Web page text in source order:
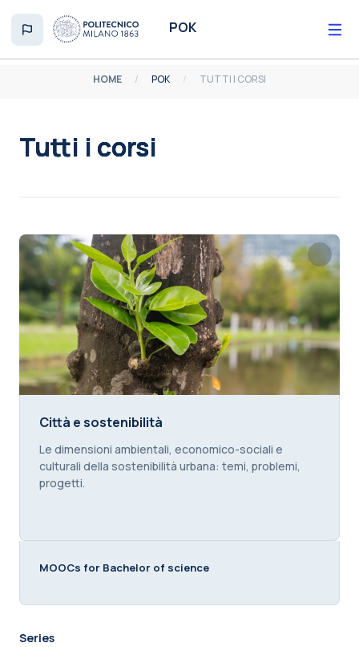
POK
HOME POK TUTTI I CORSI
Tutti i corsi
Città e sostenibilità
Città e sostenibilità
Course summary text:
Le dimensioni ambientali, economico-sociali e
culturali della sostenibilità urbana: temi, problemi,
progetti.
MOOCs for Bachelor of science
Series